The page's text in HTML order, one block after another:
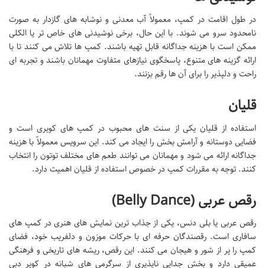
در طول اقامت در کمپ، معمولاً آب معدنی و نوشابه های گازدار به صورت
نامحدود سرو می شوند. با این حال، برخی نوشیدنی های خاص تر یا الکلی
ممکن است با هزینه جداگانه قابل تهیه باشند. کمپ ها تلاش می کنند تا با
ارائه گزینه های متنوع، پاسخگوی نیازهای متفاوت مهمانان باشند و تجربه ای
راحت و دلپذیر را برای آن ها رقم بزنند.
قلیان
استفاده از قلیان یکی از سنت های محبوب در کمپ های کویری است و
فضایی دوستانه و آرامش بخش را ایجاد می کند. این سرویس معمولاً با هزینه
جداگانه ارائه می شود و مهمانان می توانند طعم های مختلف توتون را انتخاب
کنند. توجه به مقررات کمپ در خصوص استفاده از قلیان اهمیت دارد.
رقص عربی (Belly Dance)
رقص عربی یا بلی دنس، یکی از جذاب ترین نمایش های هنری در کمپ های
سافاری است. رقصندگان حرفه ای با حرکات موزون و دلفریب خود، فضای
کمپ را پر از شور و هیجان می کنند. این رقص، ریشه های تاریخی و فرهنگی
عمیقی دارد و بخش جدایی ناپذیری از سرگرمی های شبانه در کویر دبی